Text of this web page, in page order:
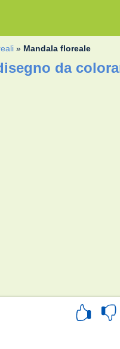
» Mandala floreale
da